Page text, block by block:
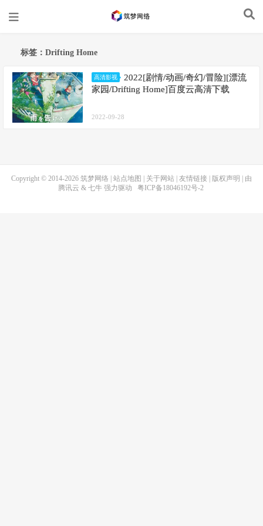
标签：Drifting Home
高清影视
2022[剧情/动画/奇幻/冒险][漂流
家园/Drifting Home]百度云高清下载
2022-09-28
Copyright © 2014-2026 筑梦网络 站点地图 关于网站 友情链接 版权声明
| 由
腾讯云 & 七牛强力驱动 粤ICP备18046192号-2